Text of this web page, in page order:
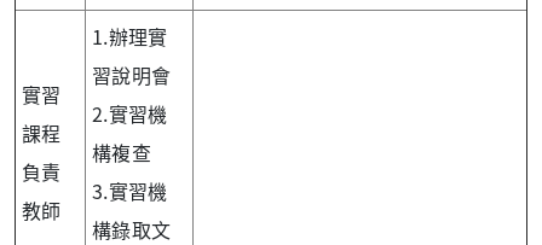
實習
課程
負責
教師
1.辦理實
習說明會
2.實習機
構複查
3.實習機
構錄取文